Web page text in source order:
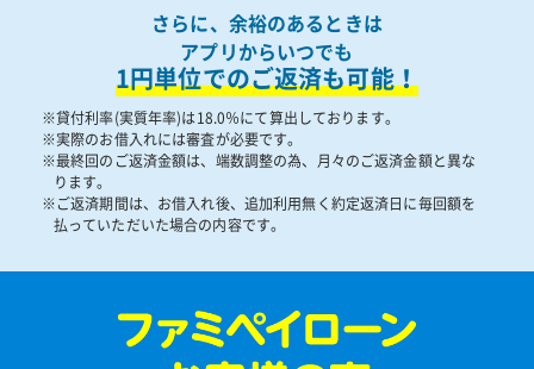
さらに、余裕のあるときは
アプリからいつでも
1円単位でのご返済も可能！
※貸付利率(実質年率)は18.0％にて算出しております。
※実際のお借入れには審査が必要です。
※最終回のご返済金額は、端数調整の為、月々のご返済金額と異な
ります。
※ご返済期間は、お借入れ後、追加利用無く約定返済日に毎回額を
払っていただいた場合の内容です。